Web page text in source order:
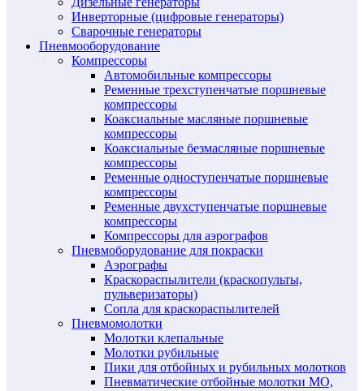
Инверторные (цифровые генераторы)
Сварочные генераторы
Пневмооборудование
Компрессоры
Автомобильные компрессоры
Ременные трехступенчатые поршневые
компрессоры
Коаксиальные масляные поршневые
компрессоры
Коаксиальные безмасляные поршневые
компрессоры
Ременные одноступенчатые поршневые
компрессоры
Ременные двухступенчатые поршневые
компрессоры
Компрессоры для аэрографов
Пневмоборудование для покраски
Аэрографы
Краскораспылители (краскопульты,
пульверизаторы)
Сопла для краскораспылителей
Пневмомолотки
Молотки клепальные
Молотки рубильные
Пики для отбойных и рубильных молотков
Пневматические отбойные молотки МО,